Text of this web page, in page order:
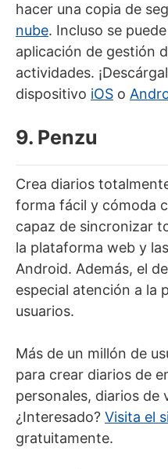
hacer una copia de
nube. Incluso se
aplicación de gestión
actividades.
dispositivo iOS o
9. Penzu
Crea diarios
forma fácil y cómoda
capaz de sincronizar
la plataforma web y
Android. Además, el
especial atención a la
usuarios.
Más de un millón de
para crear diarios de
personales, diarios de
¿Interesado? Visita el
gratuitamente.